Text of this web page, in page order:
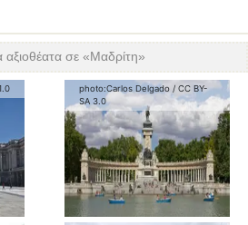
αξιοθέατα σε «Μαδρίτη»
photo:Carlos Delgado / CC BY-
SA 3.0